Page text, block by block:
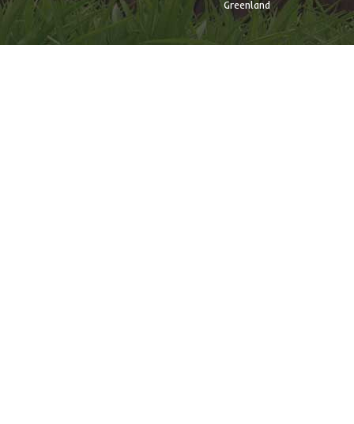
Greenland